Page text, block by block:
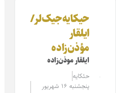
حیکایه‌جیک‌لر/
ایلقار
مؤذن‌زاده
ایلقار موذن‌زاده
حئکایه
پنجشنبه ۱۶ شهریور